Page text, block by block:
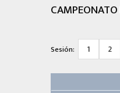
Sesión: 1 2